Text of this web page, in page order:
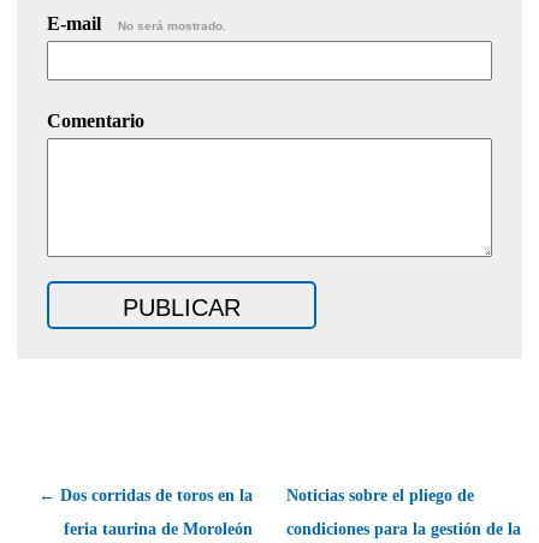
E-mail No será mostrado.
Comentario
← Dos corridas de toros en la
feria taurina de Moroleón
Noticias sobre el pliego de
condiciones para la gestión de la